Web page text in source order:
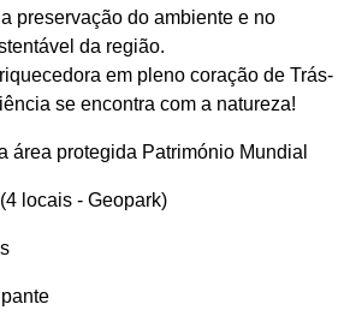
preservação do ambiente e no
da região.
em pleno coração de Trás-
se encontra com a natureza!
área protegida Património Mundial
locais - Geopark)